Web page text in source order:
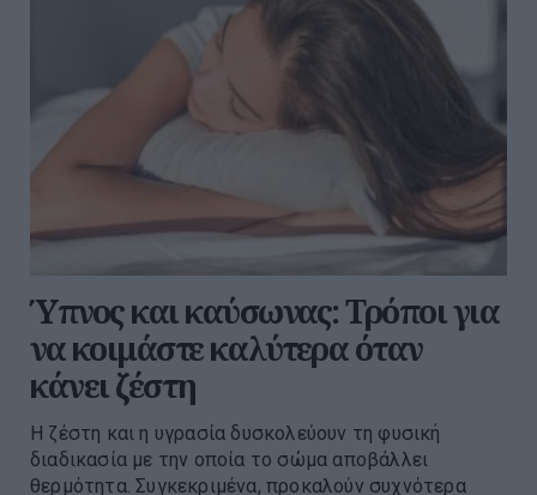
Ύπνος και καύσωνας: Τρόποι για
να κοιμάστε καλύτερα όταν
κάνει ζέστη
Η ζέστη και η υγρασία δυσκολεύουν τη φυσική
διαδικασία με την οποία το σώμα αποβάλλει
θερμότητα. Συγκεκριμένα, προκαλούν συχνότερα